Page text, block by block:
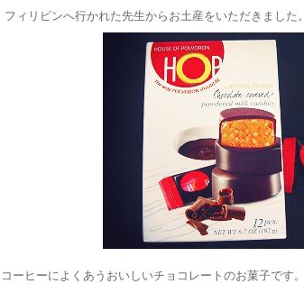
フィリピンへ行かれた先生からお土産をいただきました。
コーヒーによくあうおいしいチョコレートのお菓子です。